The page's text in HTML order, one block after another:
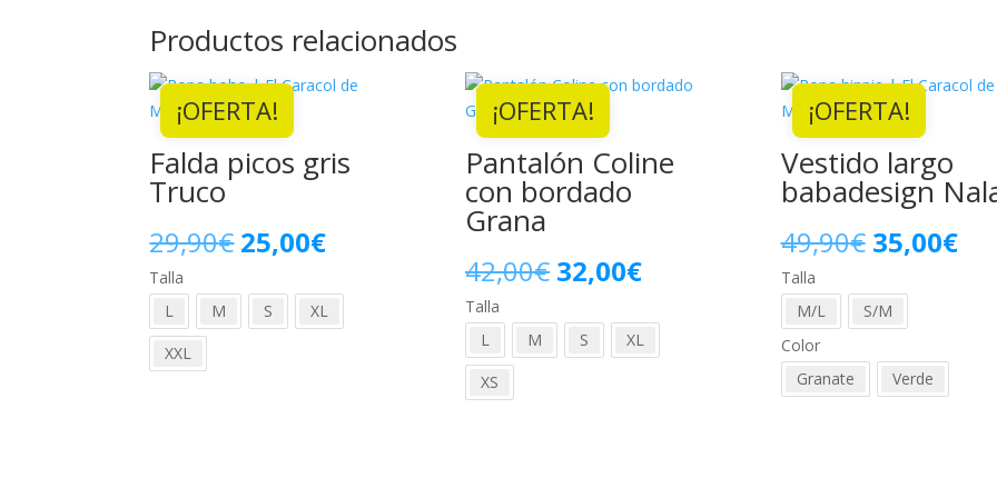
Productos relacionados
¡OFERTA!
Falda picos gris
Truco
29,90€El
precio
original
25,00€El
precio
actual
Talla
L
M S
XL
XXL
¡OFERTA!
Pantalón Coline
con bordado
Grana
42,00€ El
precio
original
32,00€El
precio
actual
Talla
L
M S
XL
XS
¡OFERTA!
Vestido largo
babadesign
49,90€ El
precio
original
era:
35,00€El
Talla
M/L
S/M
Color
Granate
Verde